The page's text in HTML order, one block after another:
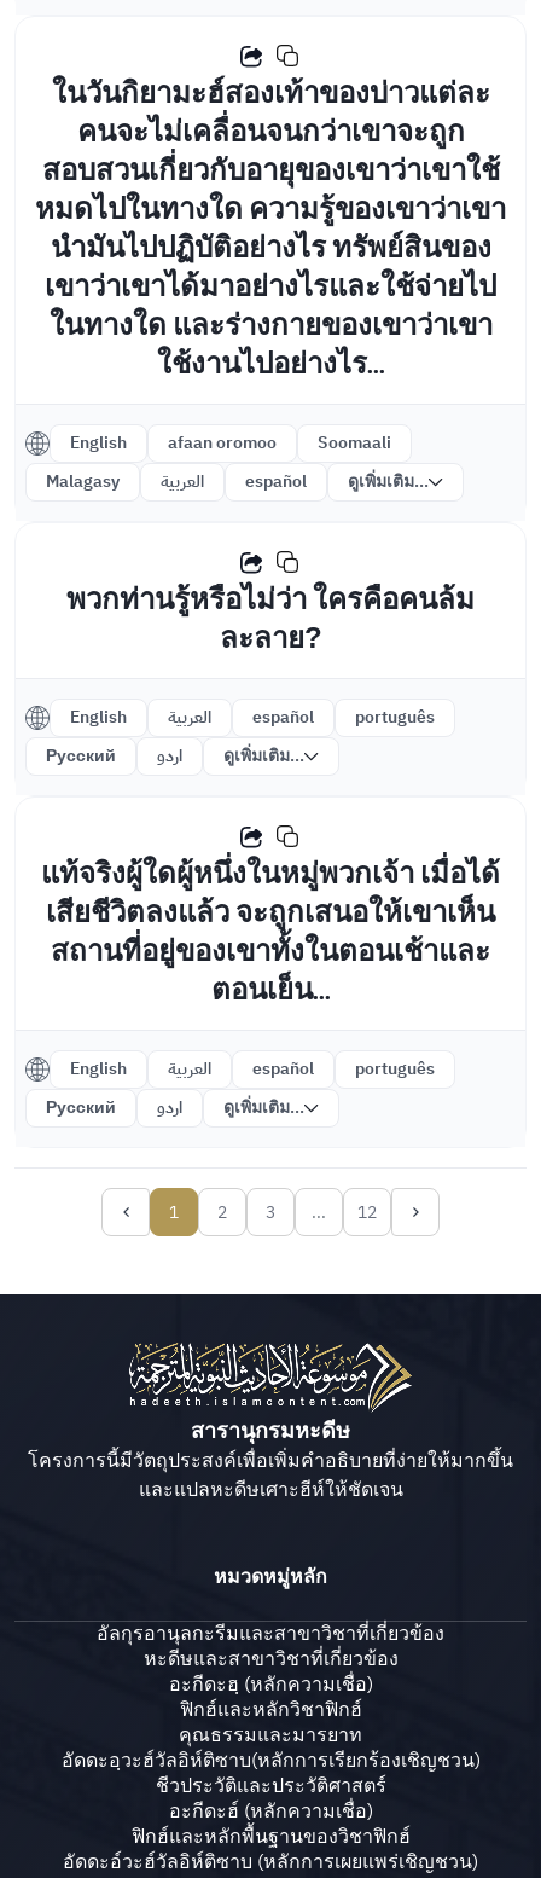
ในวันกิยามะฮ์สองเท้าของบ่าวแต่ละ
คนจะไม่เคลื่อนจนกว่าเขาจะถูก
สอบสวนเกี่ยวกับอายุของเขาว่าเขาใช้
หมดไปในทางใด ความรู้ของเขาว่าเขา
นำมันไปปฏิบัติอย่างไร ทรัพย์สินของ
เขาว่าเขาได้มาอย่างไรและใช้จ่ายไป
ในทางใด และร่างกายของเขาว่าเขา
ใช้งานไปอย่างไร...
English afaan oromoo
Soomaali
Malagasy
العربية español ดูเพิ่มเติม...
พวกท่านรู้หรือไม่ว่า ใครคือคนล้ม
ละลาย?
English العربية español
português
Русский
اردو ดูเพิ่มเติม...
แท้จริงผู้ใดผู้หนึ่งในหมู่พวกเจ้า เมื่อได้
เสียชีวิตลงแล้ว จะถูกเสนอให้เขาเห็น
สถานที่อยู่ของเขาทั้งในตอนเช้าและ
ตอนเย็น...
English العربية español
português
Русский
اردو ดูเพิ่มเติม...
1 2 3 ... 12
สารานุกรมหะดีษ
โครงการนี้มีวัตถุประสงค์​เพื่อเพิ่มคำอธิบายที่ง่ายให้มากขึ้น
และแปลหะดีษเศาะฮีห์ให้ชัดเจน
หมวดหมู่หลัก
อัลกุรอานุลกะรีมและสาขาวิชาที่เกี่ยวข้อง
หะดีษและสาขาวิชาที่เกี่ยวข้อง
อะกีดะฮฺ (หลักความเชื่อ)
ฟิกฮ์และหลักวิชาฟิกฮ์
คุณธรรมและมารยาท
อัดดะอฺวะฮ์วัลอิห์ติซาบ(หลักการเรียกร้องเชิญชวน)
ชีวประวัติและประวัติศาสตร์
อะกีดะฮ์ (หลักความเชื่อ)
ฟิกฮ์และหลักพื้นฐานของวิชาฟิกฮ์
อัดดะอ์วะฮ์วัลอิห์ติซาบ (หลักการเผยแพร่เชิญชวน)